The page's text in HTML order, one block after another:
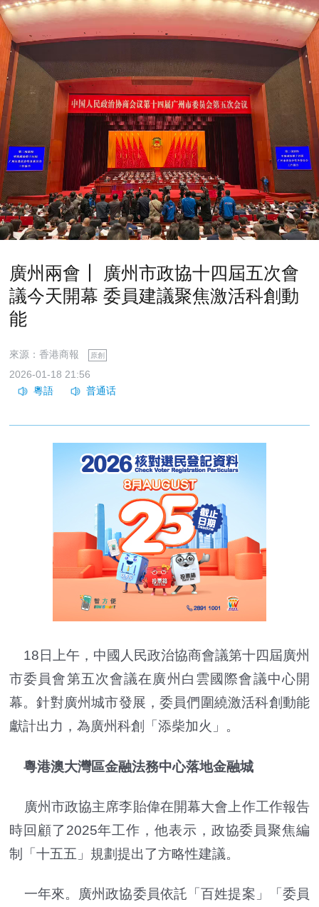
廣州兩會┃ 廣州市政協十四屆五次會
議今天開幕 委員建議聚焦激活科創動
能
來源：香港商報 原創
2026-01-18 21:56
18日上午，中國人民政治協商會議第十四屆廣州
市委員會第五次會議在廣州白雲國際會議中心開
幕。針對廣州城市發展，委員們圍繞激活科創動能
獻計出力，為廣州科創「添柴加火」。
粵港澳大灣區金融法務中心落地金融城
廣州市政協主席李貽偉在開幕大會上作工作報告
時回顧了2025年工作，他表示，政協委員聚焦編
制「十五五」規劃提出了方略性建議。
一年來。廣州政協委員依託「百姓提案」「委員